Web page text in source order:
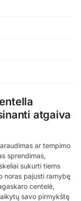
atgaiva
ar tempimo
sprendimas,
sukurti tiems
noras pajusti ramybę
centelė,
savo pirmykštę